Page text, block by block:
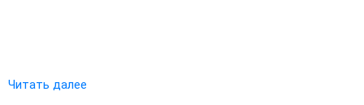
Читать далее